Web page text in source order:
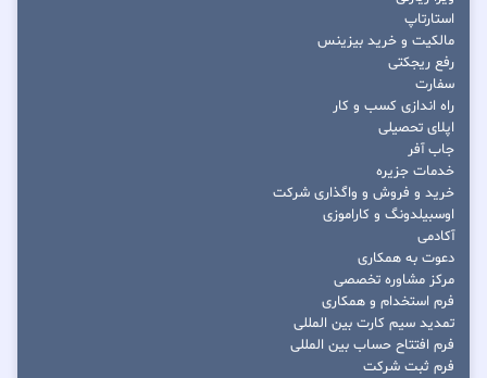
استارتاپ
مالکیت و خرید بیزینس
رفع ریجکتی
سفارت
راه اندازی کسب و کار
اپلای تحصیلی
جاب آفر
خدمات جزیره
خرید و فروش و واگذاری شرکت
اوسبیلدونگ و کاراموزی
آکادمی
دعوت به همکاری
مرکز مشاوره تخصصی
فرم استخدام و همکاری
تمدید سیم کارت بین المللی
فرم افتتاح حساب بین المللی
فرم ثبت شرکت